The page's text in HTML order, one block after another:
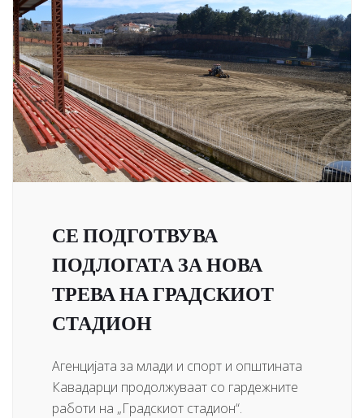
СЕ ПОДГОТВУВА
ПОДЛОГАТА ЗА НОВА
ТРЕВА НА ГРАДСКИОТ
СТАДИОН
Агенцијата за млади и спорт и општината
Кавадарци продолжуваат со гардежните
работи на „Градскиот стадион“.